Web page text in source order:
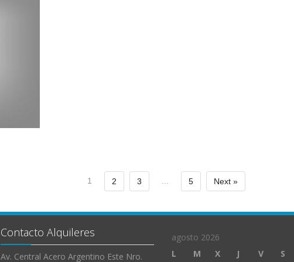
1 2 3 5 Next »
Contacto Alquileres
Av. Central Acero Argentino Este Nro.
agosto 2026
L
M X J V
S